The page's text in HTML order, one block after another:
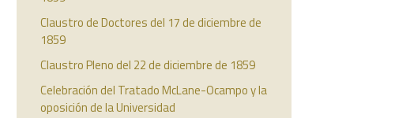
Claustro de Doctores del 17 de diciembre de
1859
Claustro Pleno del 22 de diciembre de 1859
Celebración del Tratado McLane-Ocampo y la
oposición de la Universidad